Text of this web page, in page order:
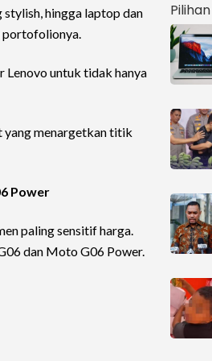
stylish, hingga laptop dan
portofolionya.
Lenovo untuk tidak hanya
yang menargetkan titik
Power
paling sensitif harga.
dan Moto G06 Power.
Pilihan